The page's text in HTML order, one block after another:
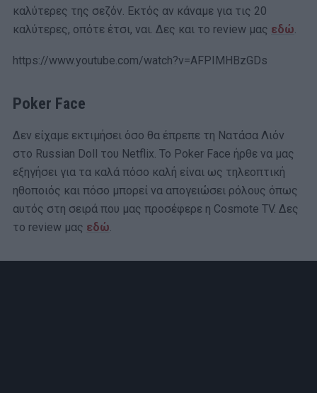
καλύτερες της σεζόν. Εκτός αν κάναμε για τις 20
καλύτερες, οπότε έτσι, ναι. Δες και το review μας εδώ
https://www.youtube.com/watch?v=AFPIMHBzGDs
Poker Face
Δεν είχαμε εκτιμήσει όσο θα έπρεπε τη Νατάσα Λιόν
στο Russian Doll του Netflix. Το Poker Face ήρθε να μας
εξηγήσει για τα καλά πόσο καλή είναι ως τηλεοπτική
ηθοποιός και πόσο μπορεί να απογειώσει ρόλους όπως
αυτός στη σειρά που μας προσέφερε η Cosmote TV. Δες
το review μας εδώ